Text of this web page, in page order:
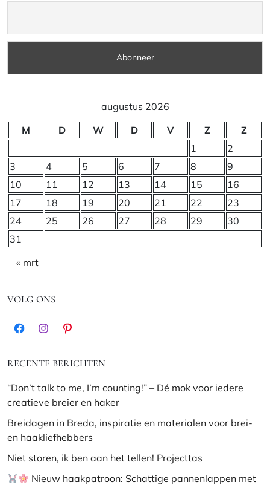
augustus 2026
M
D W D V Z
Z
1
2
3
4 5 6 7 8
9
10
11 12 13 14 15
16
17
18 19 20 21 22
23
24
25 26 27 28 29
30
31
« mrt
VOLG ONS
FacebookInstagramPinterest
RECENTE BERICHTEN
“Don’t talk to me, I’m counting!” – Dé mok voor iedere
creatieve breier en haker
Breidagen in Breda, inspiratie en materialen voor brei-
en haakliefhebbers
Niet storen, ik ben aan het tellen! Projecttas
Nieuw haakpatroon: Schattige pannenlappen met